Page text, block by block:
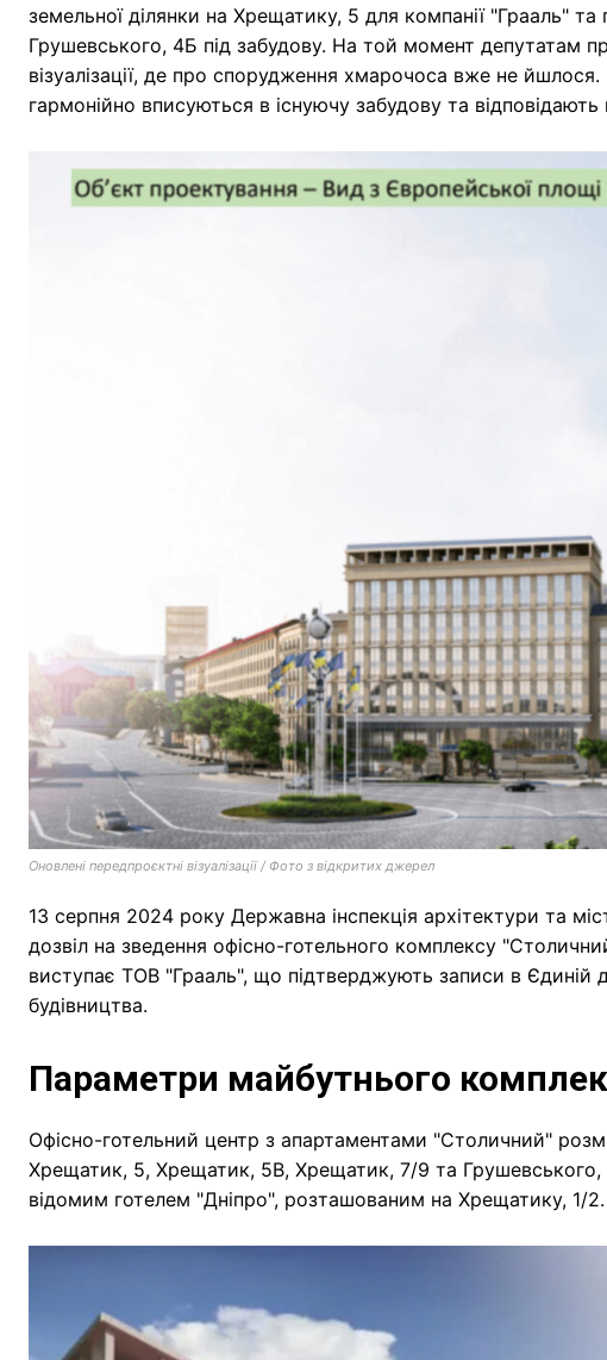
земельної ділянки на Хрещатику, 5 для компанії "Грааль" та
Грушевського, 4Б під забудову. На той момент депутатам
візуалізації, де про спорудження хмарочоса вже не
гармонійно вписуються в існуючу забудову та відповідають
Оновлені передпроєктні візуалізації / Фото з відкритих джерел
13 серпня 2024 року Державна інспекція архітектури та
дозвіл на зведення офісно-готельного комплексу
виступає ТОВ "Грааль", що підтверджують записи в Єдиній
будівництва.
Параметри майбутнього
Офісно-готельний центр з апартаментами "Столичний"
Хрещатик, 5, Хрещатик, 5В, Хрещатик, 7/9 та Грушевського,
відомим готелем "Дніпро", розташованим на Хрещатику, 1/2.